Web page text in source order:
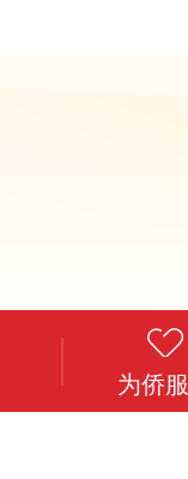
为侨